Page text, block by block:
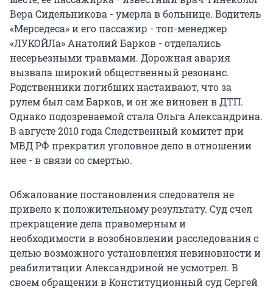
Вера Сидельникова - умерла в больнице. Водитель
«Мерседеса» и его пассажир - топ-менеджер
«ЛУКОЙЛа» Анатолий Барков - отделались
несерьезными травмами. Дорожная авария
вызвала широкий общественный резонанс.
Родственники погибших настаивают, что за
рулем был сам Барков, и он же виновен в ДТП.
Однако подозреваемой стала Ольга Александрина.
В августе 2010 года Следственный комитет при
МВД РФ прекратил уголовное дело в отношении
нее - в связи со смертью.
Обжалование постановления следователя не
привело к положительному результату. Суд счел
прекращение дела правомерным и
необходимости в возобновлении расследования с
целью возможного установления невиновности и
реабилитации Александриной не усмотрел. В
своем обращении в Конституционный суд Сергей